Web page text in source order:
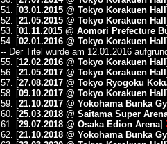
51. [03.01.2015 @ Tokyo Korakuen Hall ]
52. [21.05.2015 @ Tokyo Korakuen Hall ]
53. [01.11.2015 @ Aomori Prefecture
54. [02.01.2016 @ Tokyo Korakuen Hall ]
-- Der Titel wurde am 12.01.2016
55. [12.02.2016 @ Tokyo Korakuen Hall ]
56. [21.05.2017 @ Tokyo Korakuen Hall ]
57. [27.08.2017 @ Tokyo Ryogoku
58. [09.10.2017 @ Tokyo Korakuen Hall ]
59. [21.10.2017 @ Yokohama Bunka
60. [25.03.2018 @ Saitama Super
61. [29.07.2018 @ Osaka Edion Arena]
62. [21.10.2018 @ Yokohama Bunka